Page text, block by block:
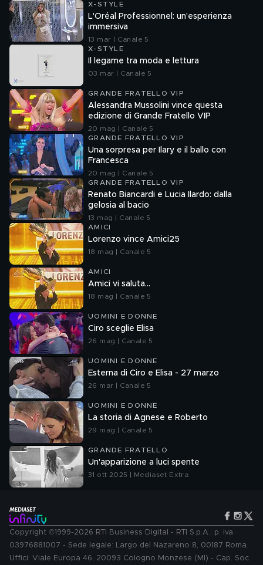
X-STYLE
L'Oréal Professionnel: un'esperienza
immersiva
13 mar | Canale 5
X-STYLE
Il legame tra moda e lettura
03 mar | Canale 5
GRANDE FRATELLO VIP
Alessandra Mussolini vince questa
edizione di Grande Fratello VIP
20 mag | Canale 5
GRANDE FRATELLO VIP
Una sorpresa per Ilary e il ballo con
Francesca
20 mag | Canale 5
GRANDE FRATELLO VIP
Renato Biancardi e Lucia Ilardo: dalla
gelosia al bacio
13 mag | Canale 5
AMICI
Lorenzo vince Amici25
18 mag | Canale 5
AMICI
Amici vi saluta...
18 mag | Canale 5
UOMINI E DONNE
Ciro sceglie Elisa
26 mag | Canale 5
UOMINI E DONNE
Esterna di Ciro e Elisa - 27 marzo
26 mar | Canale 5
UOMINI E DONNE
La storia di Agnese e Roberto
29 mag | Canale 5
GRANDE FRATELLO
Un'apparizione a luci spente
31 ott 2025 | Mediaset Extra
Copyright ©1999-2026 RTI Business Digital - RTI S.p.A.: p. iva
03976881007 - Sede legale: Largo del Nazareno 8, 00187 Roma.
Uffici: Viale Europa 46, 20093 Cologno Monzese (MI) - Cap. Soc.